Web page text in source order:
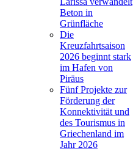
Beton in
Grünfläche
Die
Kreuzfahrtsaison
2026 beginnt stark
im Hafen von
Piräus
Fünf Projekte zur
Förderung der
Konnektivität und
des Tourismus in
Griechenland im
Jahr 2026